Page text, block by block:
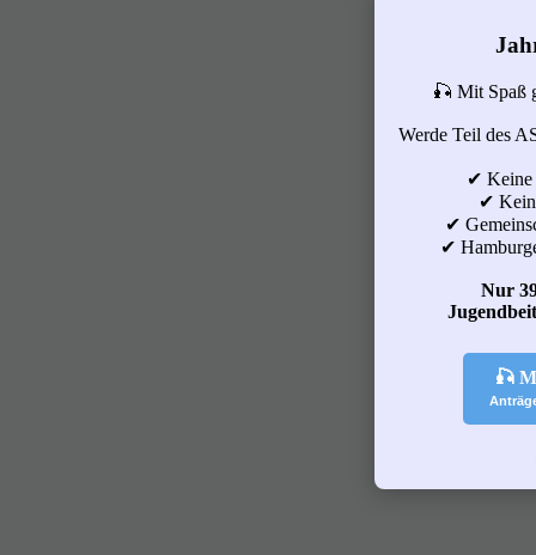
🎣 Mit Spaß
Werde Teil des
✔ Keine
✔
✔
✔
Nur
🎣